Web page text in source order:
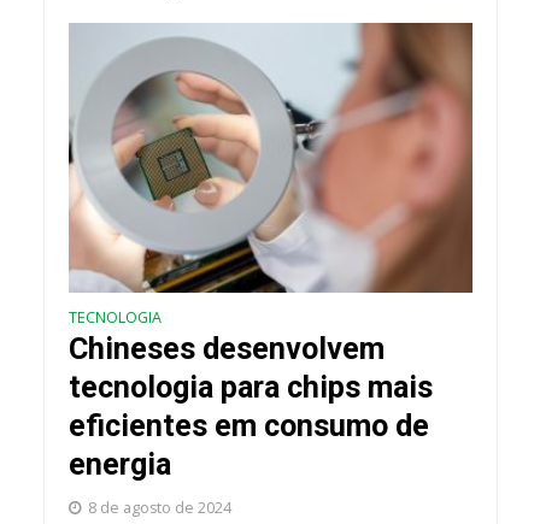
TECNOLOGIA
Chineses desenvolvem
tecnologia para chips mais
eficientes em consumo de
energia
8 de agosto de 2024